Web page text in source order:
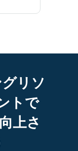
リソ
トで
上さ